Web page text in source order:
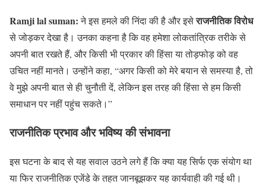
Ramji lal suman:ने इस हमले की निंदा की है और इसेराजनीतिक विरोध
से जोड़कर देखा है। उनका कहना है कि वह हमेशा लोकतांत्रिक तरीके से
अपनी बात रखते हैं, और किसी भी प्रकार की हिंसा या तोड़फोड़ को वह
उचित नहीं मानते। उन्होंने कहा, “अगर किसी को मेरे बयान से समस्या है, तो
वे मुझे अपनी बात से ही चुनौती दें, लेकिन इस तरह की हिंसा से हम किसी
समाधान पर नहीं पहुंच सकते।”
राजनीतिक प्रभाव और भविष्य की संभावना
इस घटना के बाद से यह सवाल उठने लगे हैं कि क्या यह सिर्फ एक संयोग था
या फिर राजनीतिक एजेंडे के तहत जानबूझकर यह कार्यवाही की गई थी।